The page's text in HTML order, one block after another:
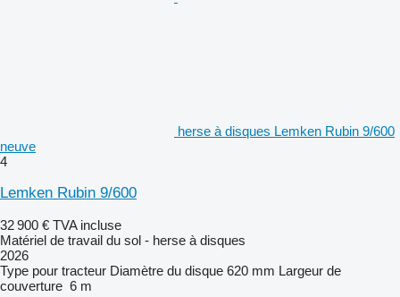
herse à disques Lemken Rubin 9/600
neuve
4
Lemken Rubin 9/600
32 900 € TVA incluse
Matériel de travail du sol - herse à disques
2026
Type pour tracteur Diamètre du disque 620 mm Largeur de
couverture 6 m